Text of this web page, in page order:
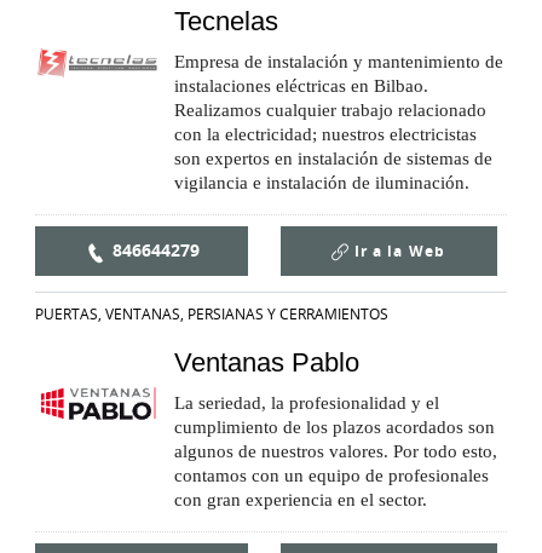
Tecnelas
Empresa de instalación y mantenimiento de
instalaciones eléctricas en Bilbao.
Realizamos cualquier trabajo relacionado
con la electricidad; nuestros electricistas
son expertos en instalación de sistemas de
vigilancia e instalación de iluminación.
846644279 Ir a la Web
PUERTAS, VENTANAS, PERSIANAS Y CERRAMIENTOS
Ventanas Pablo
La seriedad, la profesionalidad y el
cumplimiento de los plazos acordados son
algunos de nuestros valores. Por todo esto,
contamos con un equipo de profesionales
con gran experiencia en el sector.